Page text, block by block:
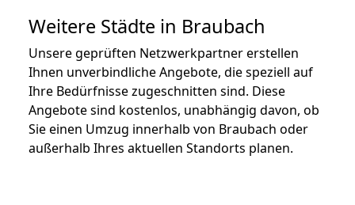
Weitere Städte in Braubach
Unsere geprüften Netzwerkpartner erstellen
Ihnen unverbindliche Angebote, die speziell auf
Ihre Bedürfnisse zugeschnitten sind. Diese
Angebote sind kostenlos, unabhängig davon, ob
Sie einen Umzug innerhalb von Braubach oder
außerhalb Ihres aktuellen Standorts planen.